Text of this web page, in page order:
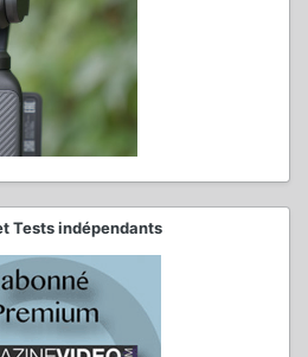
Tests indépendants